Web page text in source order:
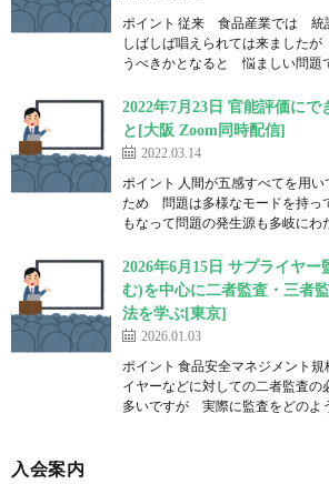
ポイント 従来 食品産業では 統
しばしば唱えられては来ました
うべきかとなると 悩ましい問題
2022年7月23日 官能評価にで
と[大阪 Zoom同時配信]
2022.03.14
ポイント 人間が五感すべてを用
ため 問題は多様なモードを持っ
もなって問題の発生源も多岐に
2026年6月15日 サプライヤ
む)を中心に二者監査・三者
法を学ぶ[東京]
2026.01.03
ポイント 食品安全マネジメント
イヤーなどに対しての二者監査
多いですが 実際に監査をどのよ
入会案内